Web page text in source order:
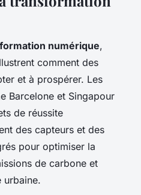
numérique,
comment des
et à prospérer. Les
Barcelone et Singapour
de réussite
des capteurs et des
pour optimiser la
de carbone et
urbaine.